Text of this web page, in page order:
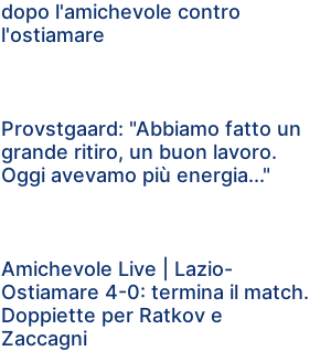
dopo l'amichevole contro
l'ostiamare
Provstgaard: "Abbiamo fatto un
grande ritiro, un buon lavoro.
Oggi avevamo più energia..."
Amichevole Live | Lazio-
Ostiamare 4-0: termina il match.
Doppiette per Ratkov e
Zaccagni